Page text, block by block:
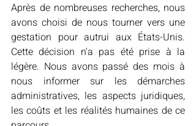
Après de nombreuses recherches, nous
avons choisi de nous tourner vers une
gestation pour autrui aux États-Unis.
Cette décision n'a pas été prise à la
légère. Nous avons passé des mois à
nous informer sur les démarches
administratives, les aspects juridiques,
les coûts et les réalités humaines de ce